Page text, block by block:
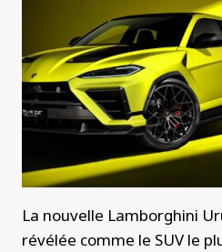
La nouvelle Lamborghini
révélée comme le SUV le